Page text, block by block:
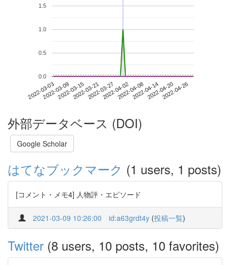
2022-03-032022-03-092022-03-152022-03-212022-03-272022-04-022022-04-082022-04-142022-04-202022-04-26
0.0
0.5
1.0
1.5
外部データベース (DOI)
Google Scholar
はてなブックマーク (1 users, 1 posts)
[コメント・メモ4] 人物評・エピソード
2021-03-09 10:26:00 id:a63grdt4y (投稿一覧)
Twitter (8 users, 10 posts, 10 favorites)